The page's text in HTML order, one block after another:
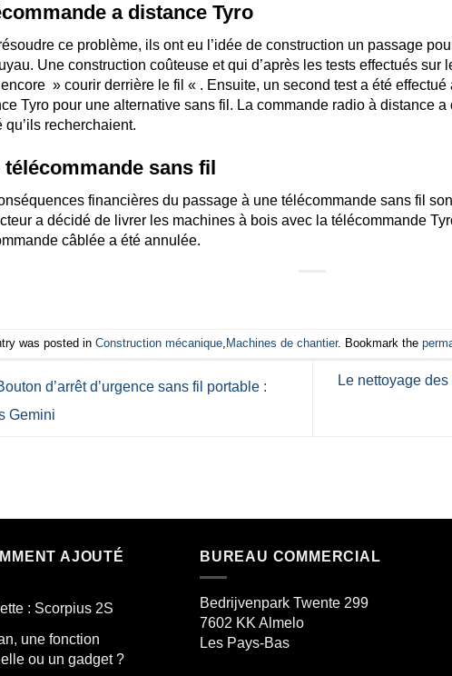
a distance Tyro
ce problème, ils ont eu l’idée de construction un passage
Une construction coûteuse et qui d’après les tests effectués sur
» courir derrière le fil « . Ensuite, un second test a été
Tyro pour une alternative sans fil. La commande radio à distance a
qu’ils recherchaient.
télécommande sans fil
financières du passage à une télécommande sans fil
a décidé de livrer les machines à bois avec la télécommande
câblée a été annulée.
was posted in Construction mécanique, Machines de chantier. Bookmark the
d’arrêt d’urgence sans fil portable :
Gemini
Le nettoyage
AJOUTÉ
: Scorpius 2S
une fonction
ou un gadget ?
BUREAU COMMERCIAL
Bedrijvenpark Twente 299
7602 KK Almelo
Les Pays-Bas